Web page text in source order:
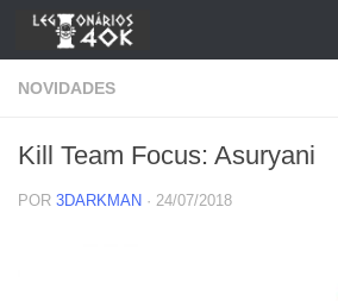
Skip to content
NOVIDADES
Kill Team Focus: Asuryani
POR 3DARKMAN · 24/07/2018